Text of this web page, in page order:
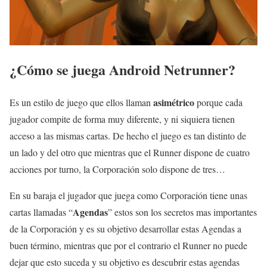
¿Cómo se juega Android Netrunner?
Es un estilo de juego que ellos llaman asimétricoporque cada
jugador compite de forma muy diferente, y ni siquiera tienen
acceso a las mismas cartas. De hecho el juego es tan distinto de
un lado y del otro que mientras que el Runner dispone de cuatro
acciones por turno, la Corporación solo dispone de tres…
En su baraja el jugador que juega como Corporación tiene unas
cartas llamadas “Agendas” estos son los secretos mas importantes
de la Corporación y es su objetivo desarrollar estas Agendas a
buen término, mientras que por el contrario el Runner no puede
dejar que esto suceda y su objetivo es descubrir estas agendas